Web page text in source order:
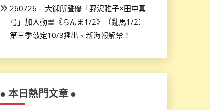
260726 – 大御所聲優「野沢雅子×田中真
弓」加入動畫《らんま1/2》（亂馬1/2）
第三季敲定10/3播出、新海報解禁！
● 本日熱門文章 ●